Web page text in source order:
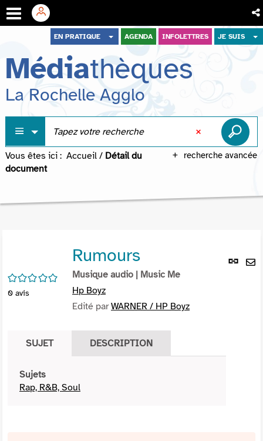
menu
contenu
recherche
EN PRATIQUE AGENDA INFOLETTRES JE SUIS
Médiathèques
La Rochelle Agglo
recherche avancée
Vous êtes ici : Accueil / Détail du
document
Lien
/5
0 avis
Rumours
Musique audio | Music Me
Hp Boyz
Edité parWARNER / HP Boyz
SUJET DESCRIPTION
Sujets
Rap, R&B, Soul